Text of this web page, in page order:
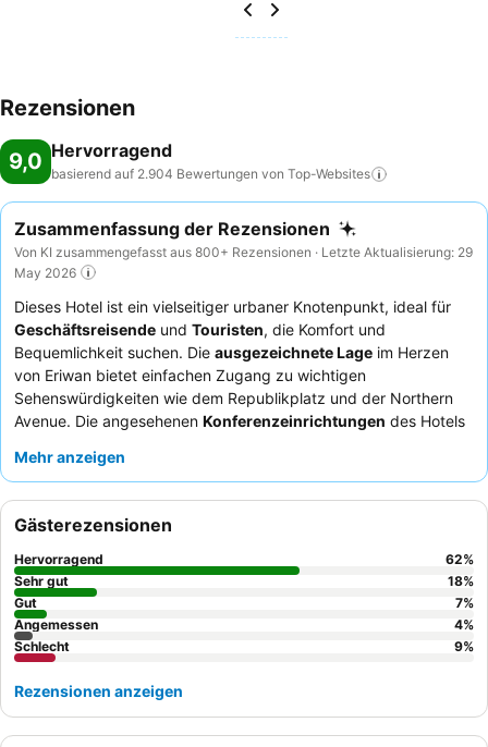
Rezensionen
9,0 Hervorragend
basierend auf 2.904 Bewertungen von Top-Websites
Zusammenfassung der Rezensionen
Von KI zusammengefasst aus 800+ Rezensionen · Letzte Aktualisierung: 29
May 2026
Dieses Hotel ist ein vielseitiger urbaner Knotenpunkt, ideal für
Geschäftsreisende und Touristen, die Komfort und
Bequemlichkeit suchen. Die ausgezeichnete Lage im Herzen
von Eriwan bietet einfachen Zugang zu wichtigen
Sehenswürdigkeiten wie dem Republikplatz und der Northern
Avenue. Die angesehenen Konferenzeinrichtungen des Hotels
die Bedürfnisse von Unternehmen. Gäste loben stets das
Frühstücksbuffet
sowie frisch gepresstem Orangensaft. Für ein unvergessliches
Erlebnis empfiehlt sich ein Besuch der
renoviert), die einen Blick über die Stadt bietet.
Mehr anzeigen
Gästerezensionen
Hervorragend 62%
Sehr gut
18%
Gut
7%
Angemessen
4%
Schlecht
9%
Rezensionen anzeigen